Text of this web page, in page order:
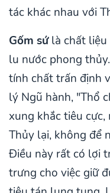
tác khác nhau với
Gốm sứlà chất liệu
lu nước phong
tính chất trấn định
lý Ngũ hành, "Thổ
xung khắc tiêu
Thủy lại, không để
Điều này rất có lợi
trưng cho việc giữ